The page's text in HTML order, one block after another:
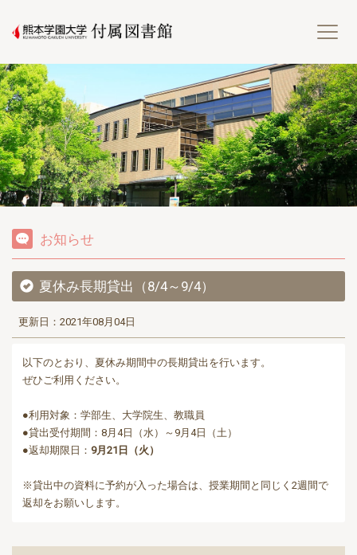
熊
お知らせ
夏休み長期貸出（8/4～9/4）
更新日：2021年08月04日
以下のとおり、夏休み期間中の長期貸出を行います。
ぜひご利用ください。
●利用対象：学部生、大学院生、教職員
●貸出受付期間：8月4日（水）～9月4日（土）
●返却期限日： 9月21日（火）
※貸出中の資料に予約が入った場合は、授業期間と同じく2週間で
返却をお願いします。